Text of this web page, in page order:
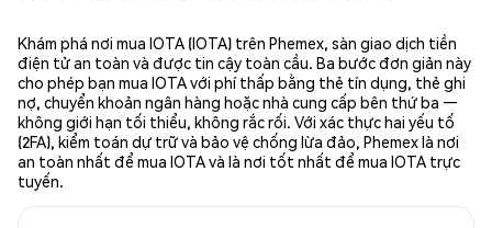
Khám phá nơi mua IOTA (IOTA) trên Phemex, sàn giao dịch tiền
điện tử an toàn và được tin cậy toàn cầu. Ba bước đơn giản này
cho phép bạn mua IOTA với phí thấp bằng thẻ tín dụng, thẻ ghi
nợ, chuyển khoản ngân hàng hoặc nhà cung cấp bên thứ ba —
không giới hạn tối thiểu, không rắc rối. Với xác thực hai yếu tố
(2FA), kiểm toán dự trữ và bảo vệ chống lừa đảo, Phemex là nơi
an toàn nhất để mua IOTA và là nơi tốt nhất để mua IOTA trực
tuyến.